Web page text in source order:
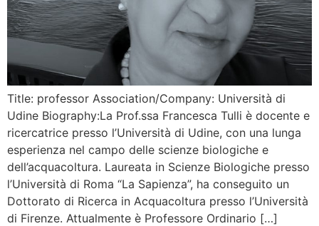
Title: professor Association/Company: Università di
Udine Biography:La Prof.ssa Francesca Tulli è docente e
ricercatrice presso l’Università di Udine, con una lunga
esperienza nel campo delle scienze biologiche e
dell’acquacoltura. Laureata in Scienze Biologiche presso
l’Università di Roma “La Sapienza”, ha conseguito un
Dottorato di Ricerca in Acquacoltura presso l’Università
di Firenze. Attualmente è Professore Ordinario […]